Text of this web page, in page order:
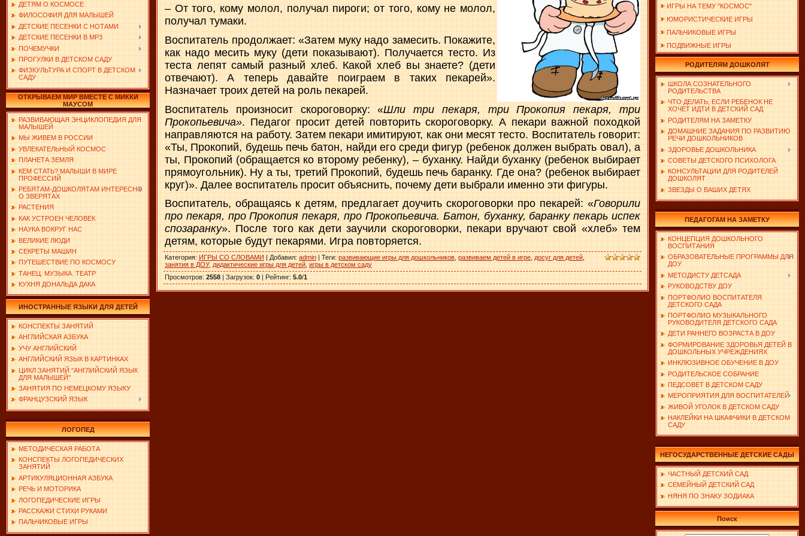
ДЕТЯМ О КОСМОСЕ
ФИЛОСОФИЯ ДЛЯ МАЛЫШЕЙ
ДЕТСКИЕ ПЕСЕНКИ С НОТАМИ
ДЕТСКИЕ ПЕСЕНКИ В MP3
ПОЧЕМУЧКИ
ПРОГУЛКИ В ДЕТСКОМ САДУ
ФИЗКУЛЬТУРА И СПОРТ В ДЕТСКОМ
САДУ
ОТКРЫВАЕМ МИР ВМЕСТЕ С МИККИ
МАУСОМ
РАЗВИВАЮЩАЯ ЭНЦИКЛОПЕДИЯ ДЛЯ
МАЛЫШЕЙ
МЫ ЖИВЕМ В РОССИИ
УВЛЕКАТЕЛЬНЫЙ КОСМОС
ПЛАНЕТА ЗЕМЛЯ
КЕМ СТАТЬ? МАЛЫШИ В МИРЕ
ПРОФЕССИЙ
РЕБЯТАМ-ДОШКОЛЯТАМ ИНТЕРЕСНО
О ЗВЕРЯТАХ
РАСТЕНИЯ
КАК УСТРОЕН ЧЕЛОВЕК
НАУКА ВОКРУГ НАС
ВЕЛИКИЕ ЛЮДИ
СЕКРЕТЫ МАШИН
ПУТЕШЕСТВИЕ ПО КОСМОСУ
ТАНЕЦ. МУЗЫКА. ТЕАТР
КУХНЯ ДОНАЛЬДА ДАКА
ИНОСТРАННЫЕ ЯЗЫКИ ДЛЯ ДЕТЕЙ
КОНСПЕКТЫ ЗАНЯТИЙ
АНГЛИЙСКАЯ АЗБУКА
УЧУ АНГЛИЙСКИЙ
АНГЛИЙСКИЙ ЯЗЫК В КАРТИНКАХ
ЦИКЛ ЗАНЯТИЙ "АНГЛИЙСКИЙ ЯЗЫК
ДЛЯ МАЛЫШЕЙ"
ЗАНЯТИЯ ПО НЕМЕЦКОМУ ЯЗЫКУ
ФРАНЦУЗСКИЙ ЯЗЫК
ЛОГОПЕД
МЕТОДИЧЕСКАЯ РАБОТА
КОНСПЕКТЫ ЛОГОПЕДИЧЕСКИХ
ЗАНЯТИЙ
АРТИКУЛЯЦИОННАЯ АЗБУКА
РЕЧЬ И МОТОРИКА
ЛОГОПЕДИЧЕСКИЕ ИГРЫ
РАССКАЖИ СТИХИ РУКАМИ
ПАЛЬЧИКОВЫЕ ИГРЫ
– От того, кому молол, получал пироги; от того, кому не молол,
получал тумаки.
Воспитатель продолжает: «Затем муку надо замесить. Покажите,
как надо месить муку (дети показывают). Получается тесто. Из
теста лепят самый разный хлеб. Какой хлеб вы знаете? (дети
отвечают). А теперь давайте поиграем в таких пекарей».
Назначает троих детей на роль пекарей.
Воспитатель произносит скороговорку: «Шли три пекаря, три Прокопия пекаря, три
Прокопьевича». Педагог просит детей повторить скороговорку. А пекари важной походкой
направляются на работу. Затем пекари имитируют, как они месят тесто. Воспитатель говорит:
«Ты, Прокопий, будешь печь батон, найди его среди фигур (ребенок должен выбрать овал), а
ты, Прокопий (обращается ко второму ребенку), – буханку. Найди буханку (ребенок выбирает
прямоугольник). Ну а ты, третий Прокопий, будешь печь баранку. Где она? (ребенок выбирает
круг)». Далее воспитатель просит объяснить, почему дети выбрали именно эти фигуры.
Воспитатель, обращаясь к детям, предлагает доучить скороговорки про пекарей: «Говорили
про пекаря, про Прокопия пекаря, про Прокопьевича. Батон, буханку, баранку пекарь испек
спозаранку». После того как дети заучили скороговорки, пекари вручают свой «хлеб» тем
детям, которые будут пекарями. Игра повторяется.
Категория: ИГРЫ СО СЛОВАМИ | Добавил: admin | Теги: развивающие игры для дошкольников развиваем детей в игре досуг для детей
занятия в ДОУ, дидактические игры для детей игры в детском саду
Просмотров: 2558 | Загрузок: 0 | Рейтинг: 5.0/1
ИГРЫ НА ТЕМУ "КОСМОС"
ЮМОРИСТИЧЕСКИЕ ИГРЫ
ПАЛЬЧИКОВЫЕ ИГРЫ
ПОДВИЖНЫЕ ИГРЫ
РОДИТЕЛЯМ ДОШКОЛЯТ
ШКОЛА СОЗНАТЕЛЬНОГО
РОДИТЕЛЬСТВА
ЧТО ДЕЛАТЬ, ЕСЛИ РЕБЕНОК НЕ
ХОЧЕТ ИДТИ В ДЕТСКИЙ САД
РОДИТЕЛЯМ НА ЗАМЕТКУ
ДОМАШНИЕ ЗАДАНИЯ ПО РАЗВИТИЮ
РЕЧИ ДОШКОЛЬНИКОВ
ЗДОРОВЬЕ ДОШКОЛЬНИКА
СОВЕТЫ ДЕТСКОГО ПСИХОЛОГА
КОНСУЛЬТАЦИИ ДЛЯ РОДИТЕЛЕЙ
ДОШКОЛЯТ
ЗВЕЗДЫ О ВАШИХ ДЕТЯХ
ПЕДАГОГАМ НА ЗАМЕТКУ
КОНЦЕПЦИЯ ДОШКОЛЬНОГО
ВОСПИТАНИЯ
ОБРАЗОВАТЕЛЬНЫЕ ПРОГРАММЫ ДЛЯ
ДОУ
МЕТОДИСТУ ДЕТСАДА
РУКОВОДСТВУ ДОУ
ПОРТФОЛИО ВОСПИТАТЕЛЯ
ДЕТСКОГО САДА
ПОРТФОЛИО МУЗЫКАЛЬНОГО
РУКОВОДИТЕЛЯ ДЕТСКОГО САДА
ДЕТИ РАННЕГО ВОЗРАСТА В ДОУ
ФОРМИРОВАНИЕ ЗДОРОВЬЯ ДЕТЕЙ В
ДОШКОЛЬНЫХ УЧРЕЖДЕНИЯХ
ИНКЛЮЗИВНОЕ ОБУЧЕНИЕ В ДОУ
РОДИТЕЛЬСКОЕ СОБРАНИЕ
ПЕДСОВЕТ В ДЕТСКОМ САДУ
МЕРОПРИЯТИЯ ДЛЯ ВОСПИТАТЕЛЕЙ
ЖИВОЙ УГОЛОК В ДЕТСКОМ САДУ
НАКЛЕЙКИ НА ШКАФЧИКИ В ДЕТСКОМ
САДУ
НЕГОСУДАРСТВЕННЫЕ ДЕТСКИЕ САДЫ
ЧАСТНЫЙ ДЕТСКИЙ САД
СЕМЕЙНЫЙ ДЕТСКИЙ САД
НЯНЯ ПО ЗНАКУ ЗОДИАКА
Поиск